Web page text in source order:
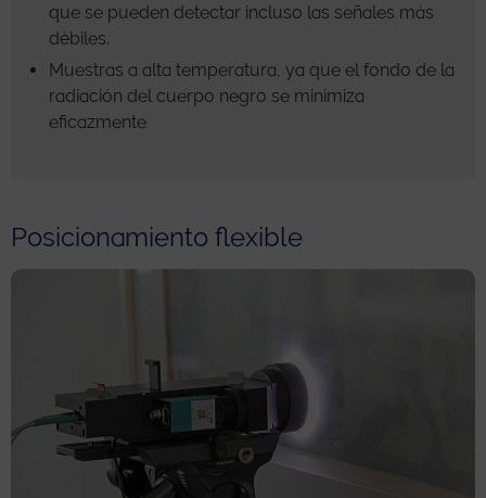
que se pueden detectar incluso las señales más
débiles.
Muestras a alta temperatura, ya que el fondo de la
radiación del cuerpo negro se minimiza
eficazmente
Posicionamiento flexible